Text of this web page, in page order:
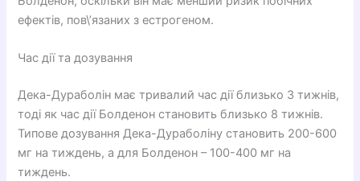
ефектів, пов\’язаних з естрогеном.
Час дії та дозування
Дека-Дураболін має тривалий час дії близько 3 тижнів,
тоді як час дії Болденон становить близько 8 тижнів.
Типове дозування Дека-Дураболіну становить 200-600
мг на тиждень, а для Болденон – 100-400 мг на
тиждень.